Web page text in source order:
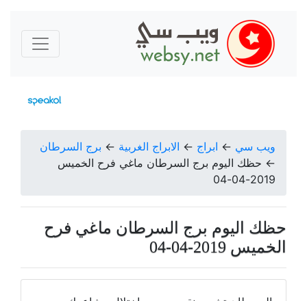
ويب سي ← ابراج ← الابراج الغربية ← برج السرطان
← حظك اليوم برج السرطان ماغي فرح الخميس
2019-04-04
حظك اليوم برج السرطان ماغي فرح
الخميس 2019-04-04